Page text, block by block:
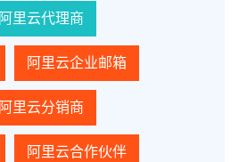
阿里云代理商
阿里云企业邮箱
阿里云分销商
阿里云合作伙伴